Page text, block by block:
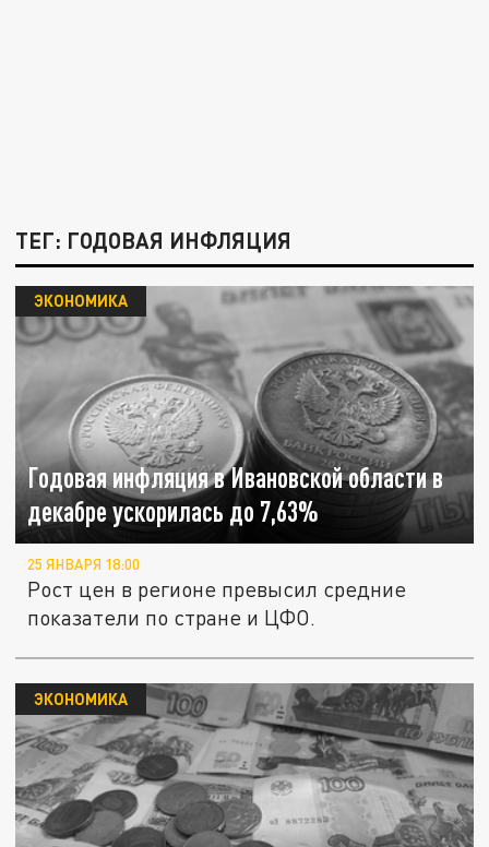
ТЕГ: ГОДОВАЯ ИНФЛЯЦИЯ
Годовая инфляция в Ивановской области в
декабре ускорилась до 7,63%
ЭКОНОМИКА
25 ЯНВАРЯ 18:00
Рост цен в регионе превысил средние
показатели по стране и ЦФО.
ЭКОНОМИКА